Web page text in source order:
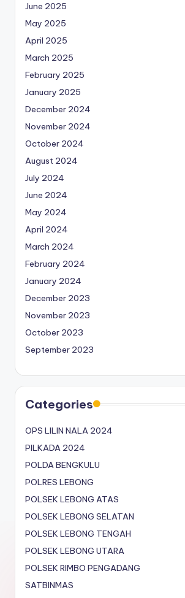
June 2025
May 2025
April 2025
March 2025
February 2025
January 2025
December 2024
November 2024
October 2024
August 2024
July 2024
June 2024
May 2024
April 2024
March 2024
February 2024
January 2024
December 2023
November 2023
October 2023
September 2023
Categories
OPS LILIN NALA 2024
PILKADA 2024
POLDA BENGKULU
POLRES LEBONG
POLSEK LEBONG ATAS
POLSEK LEBONG SELATAN
POLSEK LEBONG TENGAH
POLSEK LEBONG UTARA
POLSEK RIMBO PENGADANG
SATBINMAS